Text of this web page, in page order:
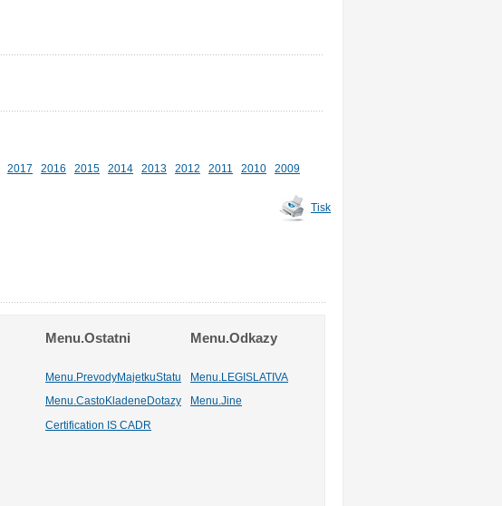
2017 2016 2015 2014 2013 2012 2011 2010
2009
Tisk
Menu.Ostatni Menu.Odkazy
Menu.PrevodyMajetkuStatu
Menu.LEGISLATIVA
Menu.CastoKladeneDotazy Menu.Jine
Certification IS CADR